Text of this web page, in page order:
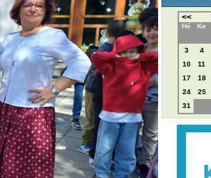
<<
Hé Ke
3
4
10
11
17
18
24
25
31